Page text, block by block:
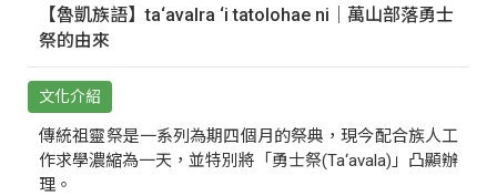
【魯凱族語】ta‘avalra ‘i tatolohae ni｜萬山部落勇士
祭的由來
文化介紹
傳統祖靈祭是一系列為期四個月的祭典，現今配合族人工
作求學濃縮為一天，並特別將「勇士祭(Ta‘avala)」凸顯辦
理。